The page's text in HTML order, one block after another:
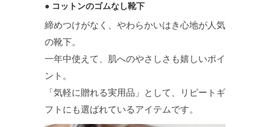
● コットンのゴムなし靴下
締めつけがなく、やわらかいはき心地が人気
の靴下。
一年中使えて、肌へのやさしさも嬉しいポイ
ント。
「気軽に贈れる実用品」として、リピートギ
フトにも選ばれているアイテムです。